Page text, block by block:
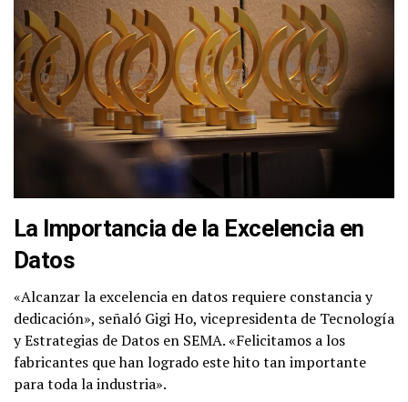
La Importancia de la Excelencia en
Datos
«Alcanzar la excelencia en datos requiere constancia y
dedicación», señaló Gigi Ho, vicepresidenta de Tecnología
y Estrategias de Datos en SEMA. «Felicitamos a los
fabricantes que han logrado este hito tan importante
para toda la industria».